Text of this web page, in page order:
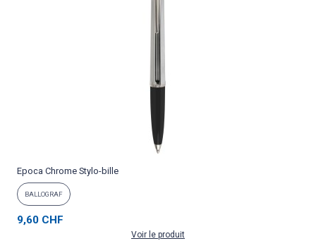
Epoca Chrome Stylo-bille
BALLOGRAF
9,60 CHF
Voir le produit